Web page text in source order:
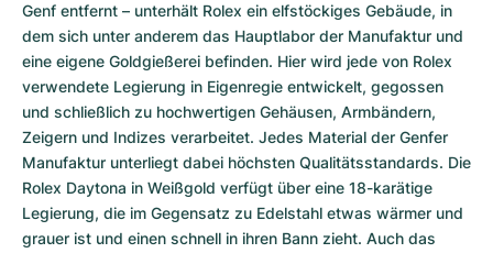
Genf entfernt – unterhält Rolex ein elfstöckiges Gebäude, in
dem sich unter anderem das Hauptlabor der Manufaktur und
eine eigene Goldgießerei befinden. Hier wird jede von Rolex
verwendete Legierung in Eigenregie entwickelt, gegossen
und schließlich zu hochwertigen Gehäusen, Armbändern,
Zeigern und Indizes verarbeitet. Jedes Material der Genfer
Manufaktur unterliegt dabei höchsten Qualitätsstandards. Die
Rolex Daytona in Weißgold verfügt über eine 18-karätige
Legierung, die im Gegensatz zu Edelstahl etwas wärmer und
grauer ist und einen schnell in ihren Bann zieht. Auch das